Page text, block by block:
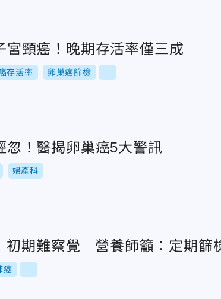
宮頸癌！晚期存活率僅三成
存活率 卵巢癌篩檢
忽！醫揭卵巢癌5大警訊
婦產科
初期難察覺 營養師籲：定期篩
癌